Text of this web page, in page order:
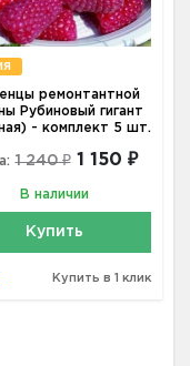
ремонтантной
Рубиновый гигант
- комплект 5 шт.
1 240 ₽ 1 150 ₽
В наличии
Купить
Купить в 1 клик